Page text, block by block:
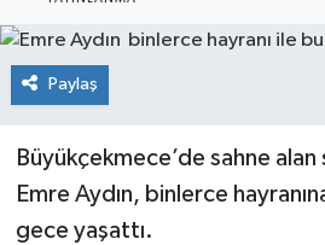
Paylaş
Büyükçekmece’de sahne alan
Emre Aydın, binlerce
gece yaşattı.
Haber Arşivi